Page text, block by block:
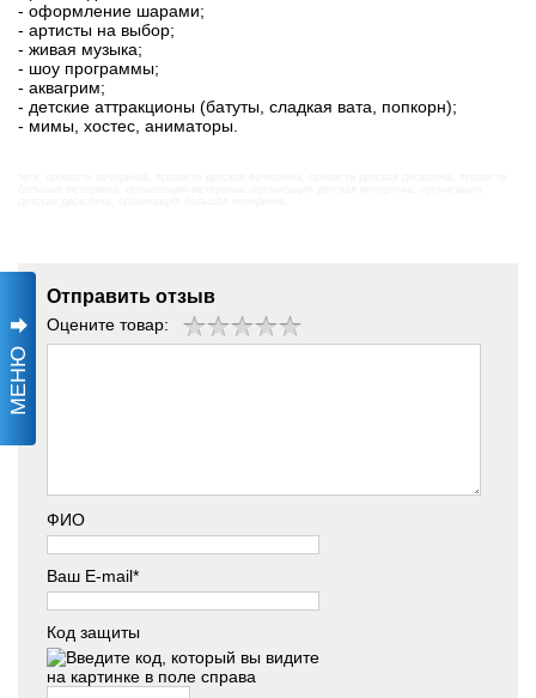
- оформление шарами;
- артисты на выбор;
- живая музыка;
- шоу программы;
- аквагрим;
- детские аттракционы (батуты, сладкая вата, попкорн);
- мимы, хостес, аниматоры.
Отправить отзыв
Оцените товар:
ФИО
Ваш E-mail*
Код защиты
МЕНЮ